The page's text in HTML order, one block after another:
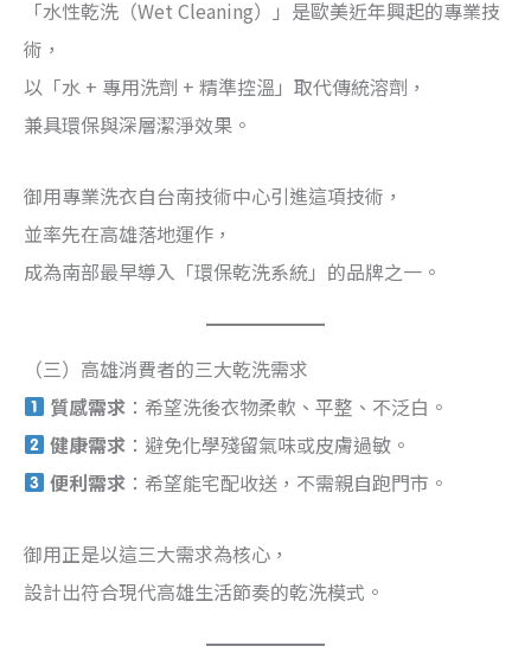
「水性乾洗（Wet Cleaning）」是歐美近年興起的專業技
術，
以「水 + 專用洗劑 + 精準控溫」取代傳統溶劑，
兼具環保與深層潔淨效果。
御用專業洗衣自台南技術中心引進這項技術，
並率先在高雄落地運作，
成為南部最早導入「環保乾洗系統」的品牌之一。
（三）高雄消費者的三大乾洗需求
質感需求 ：希望洗後衣物柔軟、平整、不泛白。
健康需求 ：避免化學殘留氣味或皮膚過敏。
便利需求 ：希望能宅配收送，不需親自跑門市。
御用正是以這三大需求為核心，
設計出符合現代高雄生活節奏的乾洗模式。